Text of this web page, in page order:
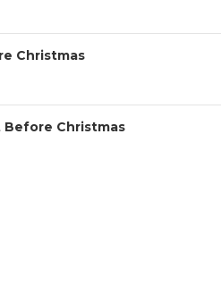
Christmas
Christmas